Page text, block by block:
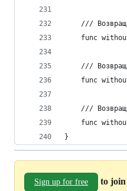
///
func
///
func
///
func
}
Sign up for free to join